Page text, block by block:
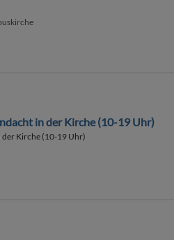
in der Kirche (10-19 Uhr)
Kirche (10-19 Uhr)